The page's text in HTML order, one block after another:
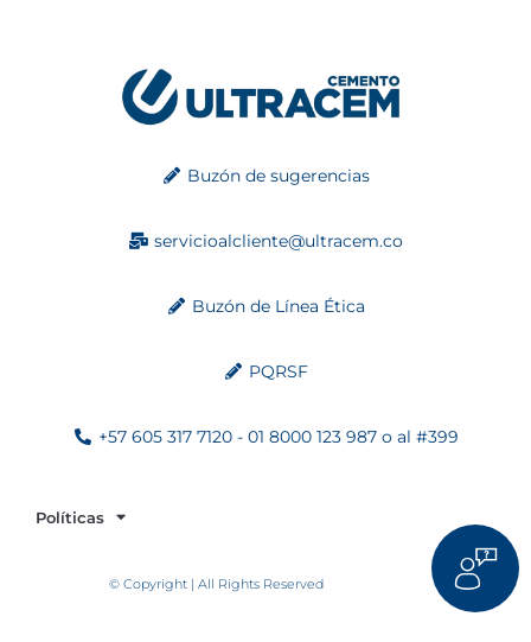
Buzón de sugerencias
servicioalcliente@ultracem.co
Buzón de Línea Ética
PQRSF
+57 605 317 7120 - 01 8000 123 987 o al #399
Políticas
© Copyright | All Rights Reserved